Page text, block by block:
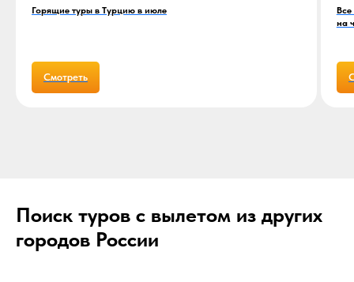
Горящие туры в Турцию в июле
Смотреть
на
Поиск туров с вылетом из других
городов России